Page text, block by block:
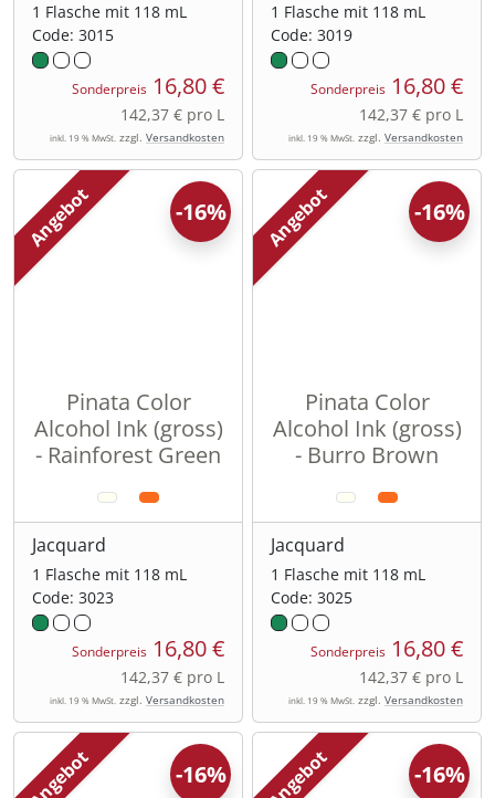
1 Flasche mit 118 mL
Code: 3015
Sonderpreis 16,80 €
142,37 € pro L
inkl. 19 % MwSt. zzgl. Versandkosten
1 Flasche mit 118 mL
Code: 3019
Sonderpreis 16,80 €
142,37 € pro L
inkl. 19 % MwSt. zzgl. Versandkosten
Angebot
Pinata Color
Alcohol Ink (gross)
- Rainforest Green
Jacquard
1 Flasche mit 118 mL
Code: 3023
Sonderpreis 16,80 €
-16%
142,37 € pro L
inkl. 19 % MwSt. zzgl. Versandkosten
Angebot
Pinata Color
Alcohol Ink (gross)
- Burro Brown
Jacquard
1 Flasche mit 118 mL
Code: 3025
Sonderpreis 16,80 €
-16%
142,37 € pro L
inkl. 19 % MwSt. zzgl. Versandkosten
Angebot -16% Angebot -16%